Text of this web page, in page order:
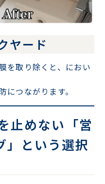
ヤード
を取り除くと、におい
につながります。
止めない「営
」という選択